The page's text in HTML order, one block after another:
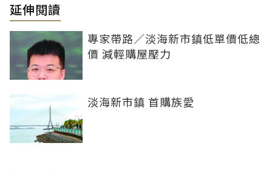
延伸閱讀
專家帶路／淡海新市鎮低單價低總
價 減輕購屋壓力
淡海新市鎮 首購族愛